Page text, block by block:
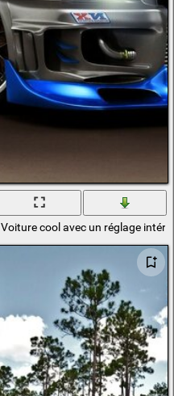
Voiture cool avec un réglage